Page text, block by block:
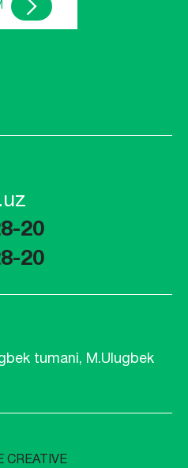
20
20
tumani, M.Ulugbek
CREATIVE